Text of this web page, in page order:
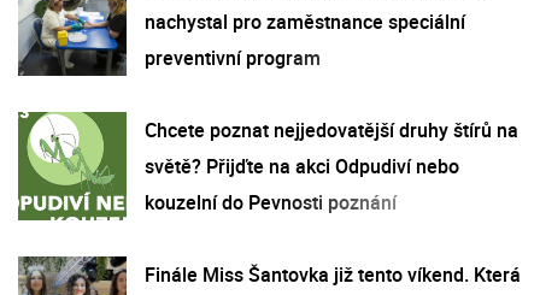
nachystal pro zaměstnance speciální
preventivní program
Chcete poznat nejjedovatější druhy štírů na
světě? Přijďte na akci Odpudiví nebo
kouzelní do Pevnosti poznání
Finále Miss Šantovka již tento víkend. Která